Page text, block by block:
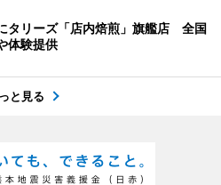
タリーズ「店内焙煎」旗艦店 全国
体験提供
と見る